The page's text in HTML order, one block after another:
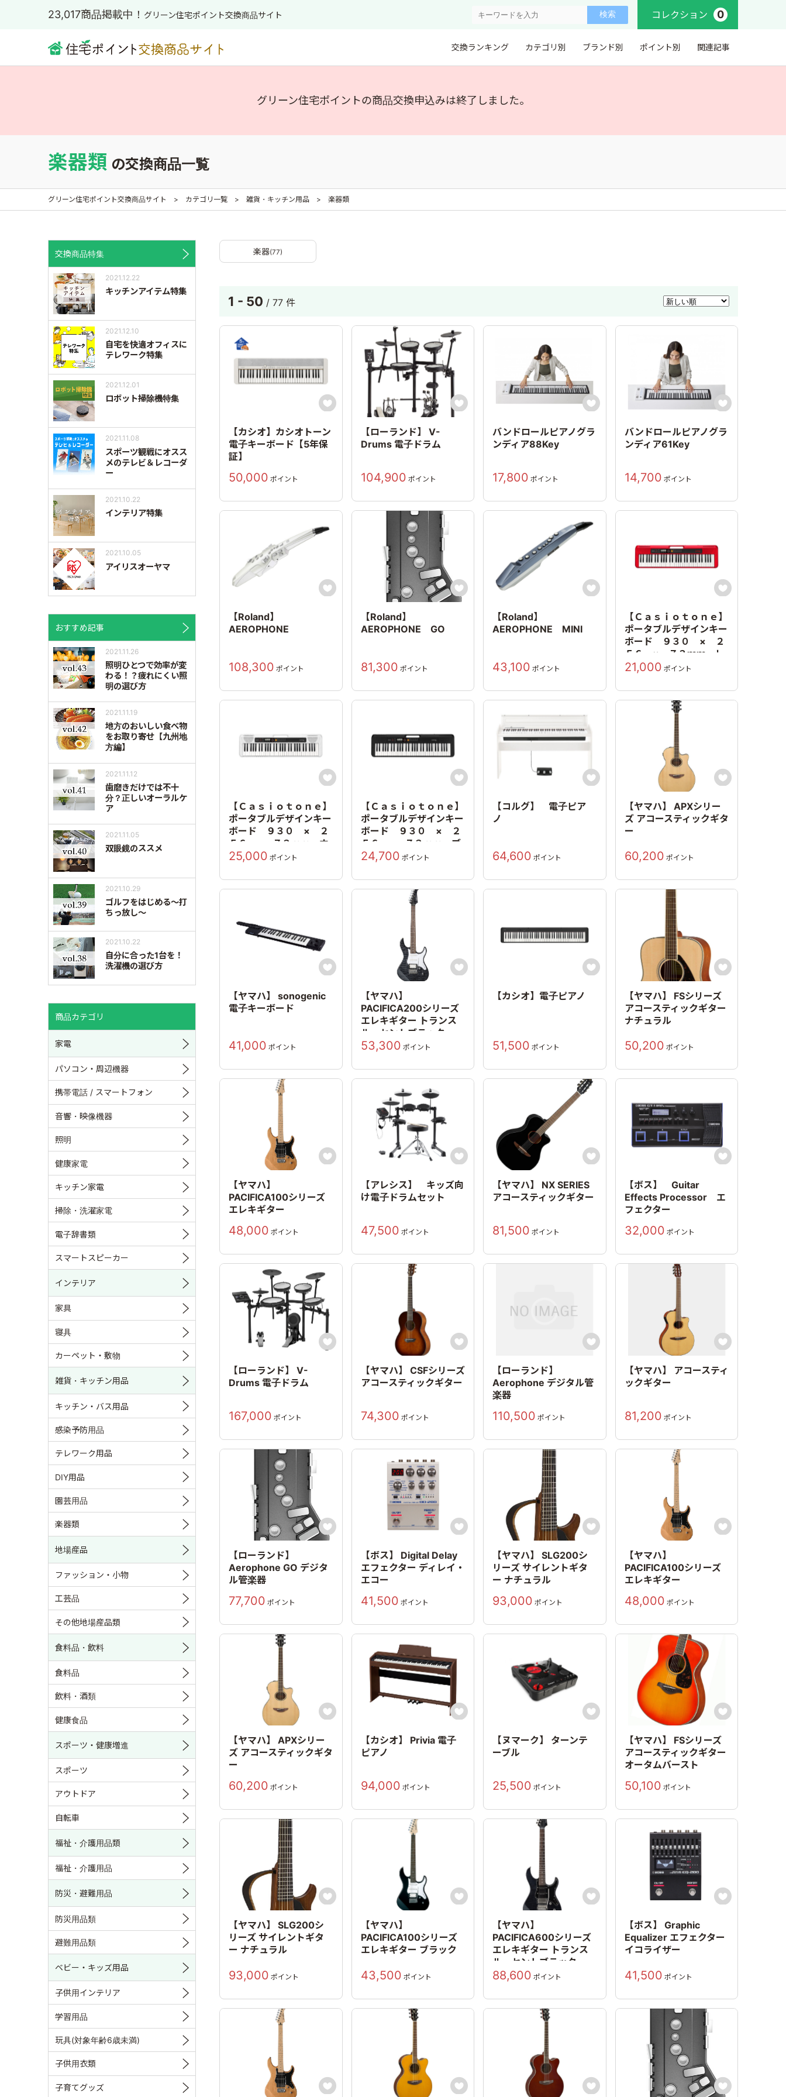
23,017商品掲載中！ グリーン住宅ポイント交換商品サイト コレクション 0
交換ランキング カテゴリ別 ブランド別 ポイント別 関連記事
グリーン住宅ポイントの商品交換申込みは終了しました。
楽器類 の交換商品一覧
グリーン住宅ポイント交換商品サイト カテゴリ一覧 雑貨・キッチン用品 楽器類
楽器(77)
1 - 50 / 77 件

【カシオ】カシオトーン
電子キーボード【5年保
証】
50,000 ポイント

【ローランド】 V-
Drums 電子ドラム
104,900 ポイント

バンドロールピアノグラ
ンディア88Key
17,800 ポイント

バンドロールピアノグラ
ンディア61Key
14,700 ポイント

【Roland】
AEROPHONE
108,300 ポイント

【Roland】
AEROPHONE GO
81,300 ポイント

【Roland】
AEROPHONE MINI
43,100 ポイント

【Ｃａｓｉｏｔｏｎｅ】
ポータブルデザインキー
ボード ９３０ × ２
５６ × ７３ｍｍ レ
ッド
21,000 ポイント

【Ｃａｓｉｏｔｏｎｅ】
ポータブルデザインキー
ボード ９３０ × ２
５６ × ７３ｍｍ ホ
ワイト
25,000 ポイント

【Ｃａｓｉｏｔｏｎｅ】
ポータブルデザインキー
ボード ９３０ × ２
５６ × ７３ｍｍ ブ
ラック
24,700 ポイント

【コルグ】 電子ピア
ノ
64,600 ポイント

【ヤマハ】 APXシリー
ズ アコースティックギタ
ー
60,200 ポイント

【ヤマハ】 sonogenic
電子キーボード
41,000 ポイント

【ヤマハ】
PACIFICA200シリーズ
エレキギター トランス
ルーセントブラック
53,300 ポイント

【カシオ】電子ピアノ
51,500 ポイント

【ヤマハ】 FSシリーズ
アコースティックギター
ナチュラル
50,200 ポイント

【ヤマハ】
PACIFICA100シリーズ
エレキギター
48,000 ポイント

【アレシス】 キッズ向
け電子ドラムセット
47,500 ポイント

【ヤマハ】 NX SERIES
アコースティックギター
81,500 ポイント

【ボス】 Guitar
Effects Processor エ
フェクター
32,000 ポイント

【ローランド】 V-
Drums 電子ドラム
167,000 ポイント

【ヤマハ】 CSFシリーズ
アコースティックギター
74,300 ポイント

【ローランド】
Aerophone デジタル管
楽器
110,500 ポイント

【ヤマハ】 アコースティ
ックギター
81,200 ポイント

【ローランド】
Aerophone GO デジタ
ル管楽器
77,700 ポイント

【ボス】 Digital Delay
エフェクター ディレイ・
エコー
41,500 ポイント

【ヤマハ】 SLG200シ
リーズ サイレントギタ
ー ナチュラル
93,000 ポイント

【ヤマハ】
PACIFICA100シリーズ
エレキギター
48,000 ポイント

【ヤマハ】 APXシリー
ズ アコースティックギタ
ー
60,200 ポイント

【カシオ】 Privia 電子
ピアノ
94,000 ポイント

【ヌマーク】 ターンテ
ーブル
25,500 ポイント

【ヤマハ】 FSシリーズ
アコースティックギター
オータムバースト
50,100 ポイント

【ヤマハ】 SLG200シ
リーズ サイレントギタ
ー ナチュラル
93,000 ポイント

【ヤマハ】
PACIFICA100シリーズ
エレキギター ブラック
43,500 ポイント

【ヤマハ】
PACIFICA600シリーズ
エレキギター トランス
ルーセントブラック
88,600 ポイント

【ボス】 Graphic
Equalizer エフェクター
イコライザー
41,500 ポイント
   
交換商品特集
2021.12.22
キッチンアイテム特集
2021.12.10
自宅を快適オフィスに
テレワーク特集
2021.12.01
ロボット掃除機特集
2021.11.08
スポーツ観戦にオスス
メのテレビ＆レコーダ
ー
2021.10.22
インテリア特集
2021.10.05
アイリスオーヤマ
おすすめ記事
2021.11.26
照明ひとつで効率が変
わる！？疲れにくい照
明の選び方
2021.11.19
地方のおいしい食べ物
をお取り寄せ【九州地
方編】
2021.11.12
歯磨きだけでは不十
分？正しいオーラルケ
ア
2021.11.05
双眼鏡のススメ
2021.10.29
ゴルフをはじめる～打
ちっ放し～
2021.10.22
自分に合った1台を！
洗濯機の選び方
商品カテゴリ
家電
パソコン・周辺機器
携帯電話 / スマートフォン
音響・映像機器
照明
健康家電
キッチン家電
掃除・洗濯家電
電子辞書類
スマートスピーカー
インテリア
家具
寝具
カーペット・敷物
雑貨・キッチン用品
キッチン・バス用品
感染予防用品
テレワーク用品
DIY用品
園芸用品
楽器類
地場産品
ファッション・小物
工芸品
その他地場産品類
食料品・飲料
食料品
飲料・酒類
健康食品
スポーツ・健康増進
スポーツ
アウトドア
自転車
福祉・介護用品類
福祉・介護用品
防災・避難用品
防災用品類
避難用品類
ベビー・キッズ用品
子供用インテリア
学習用品
玩具(対象年齢6歳未満)
子供用衣類
子育てグッズ